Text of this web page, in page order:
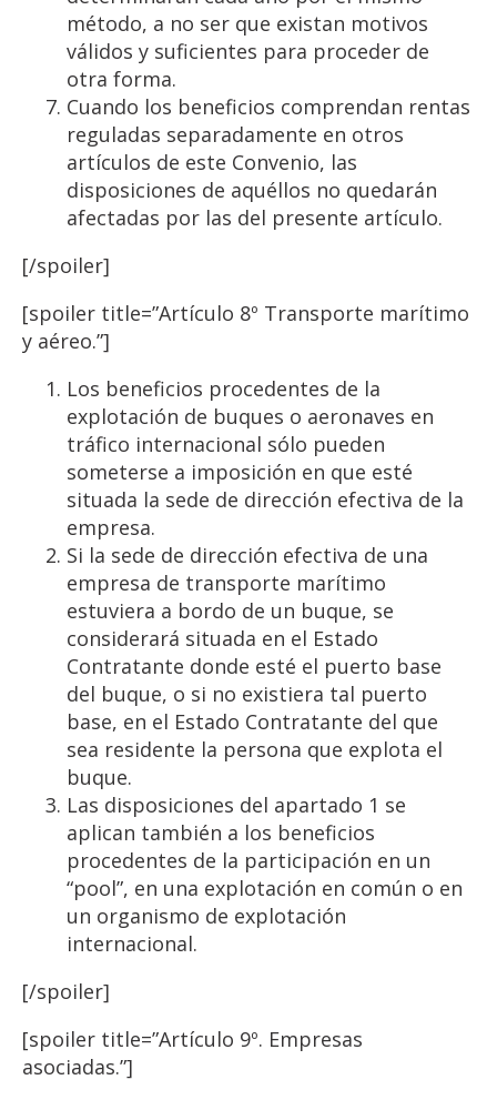
método, a no ser que existan motivos
válidos y suficientes para proceder de
otra forma.
Cuando los beneficios comprendan rentas
reguladas separadamente en otros
artículos de este Convenio, las
disposiciones de aquéllos no quedarán
afectadas por las del presente artículo.
[/spoiler]
[spoiler title=”Artículo 8º Transporte marítimo
y aéreo.”]
Los beneficios procedentes de la
explotación de buques o aeronaves en
tráfico internacional sólo pueden
someterse a imposición en que esté
situada la sede de dirección efectiva de la
empresa.
Si la sede de dirección efectiva de una
empresa de transporte marítimo
estuviera a bordo de un buque, se
considerará situada en el Estado
Contratante donde esté el puerto base
del buque, o si no existiera tal puerto
base, en el Estado Contratante del que
sea residente la persona que explota el
buque.
Las disposiciones del apartado 1 se
aplican también a los beneficios
procedentes de la participación en un
“pool”, en una explotación en común o en
un organismo de explotación
internacional.
[/spoiler]
[spoiler title=”Artículo 9º. Empresas
asociadas.”]